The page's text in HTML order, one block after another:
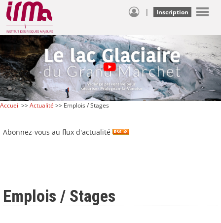
| Inscription
Accueil >>Actualité >> Emplois / Stages
Abonnez-vous au flux d'actualité
Emplois / Stages